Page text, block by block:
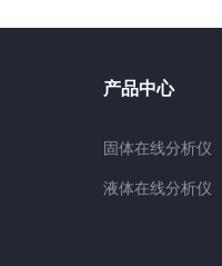
产品中心
固体在线分析仪
液体在线分析仪